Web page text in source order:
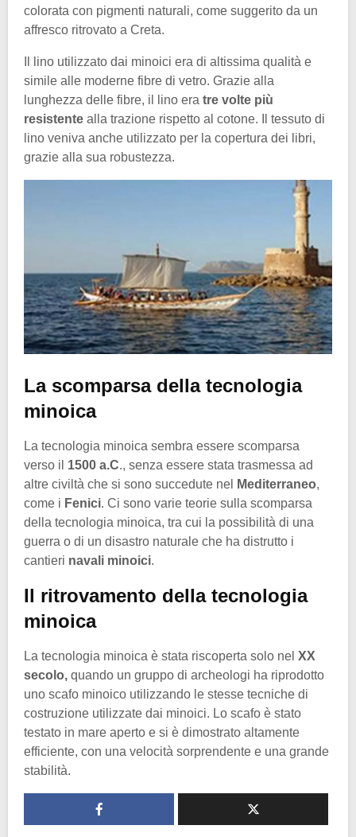
colorata con pigmenti naturali, come suggerito da un
affresco ritrovato a Creta.
Il lino utilizzato dai minoici era di altissima qualità e
simile alle moderne fibre di vetro. Grazie alla
lunghezza delle fibre, il lino era tre volte più
resistente alla trazione rispetto al cotone. Il tessuto di
lino veniva anche utilizzato per la copertura dei libri,
grazie alla sua robustezza.
La scomparsa della tecnologia
minoica
La tecnologia minoica sembra essere scomparsa
verso il 1500 a.C., senza essere stata trasmessa ad
altre civiltà che si sono succedute nel
Mediterraneo,
come i Fenici. Ci sono varie teorie sulla scomparsa
della tecnologia minoica, tra cui la possibilità di una
guerra o di un disastro naturale che ha distrutto i
cantieri navali minoici.
Il ritrovamento della tecnologia
minoica
La tecnologia minoica è stata riscoperta solo nel XX
secolo, quando un gruppo di archeologi ha riprodotto
uno scafo minoico utilizzando le stesse tecniche di
costruzione utilizzate dai minoici. Lo scafo è stato
testato in mare aperto e si è dimostrato altamente
efficiente, con una velocità sorprendente e una grande
stabilità.